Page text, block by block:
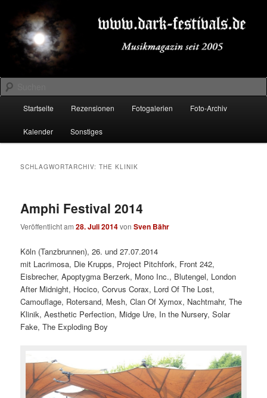
primären
Inhalt
springen
sekundären
Inhalt
springenDARK-FESTIVALS.DE
Suchen
Startseite Rezensionen Fotogalerien Foto-Archiv
Kalender Sonstiges
SCHLAGWORTARCHIV:THE KLINIK
Amphi Festival 2014
Veröffentlicht am28. Juli 2014vonSven Bähr
Köln (Tanzbrunnen), 26. und 27.07.2014
mit Lacrimosa, Die Krupps, Project Pitchfork, Front 242,
Eisbrecher, Apoptygma Berzerk, Mono Inc., Blutengel, London
After Midnight, Hocico, Corvus Corax, Lord Of The Lost,
Camouflage, Rotersand, Mesh, Clan Of Xymox, Nachtmahr, The
Klinik, Aesthetic Perfection, Midge Ure, In the Nursery, Solar
Fake, The Exploding Boy